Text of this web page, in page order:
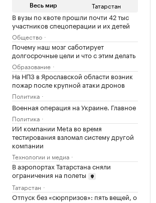
Весь мир Татарстан
В вузы по квоте прошли почти 42 тыс
участников спецоперации и их детей
Общество
Почему наш мозг саботирует
долгосрочные цели и что с этим делать
Образование
На НПЗ в Ярославской области возник
пожар после крупной атаки дронов
Политика
Военная операция на Украине. Главное
Политика
ИИ компании Meta во время
тестирования взломал систему другой
компании
Технологии и медиа
В аэропортах Татарстана сняли
ограничения на полеты
Татарстан
Отпуск без «сюрпризов»: пять вещей, о